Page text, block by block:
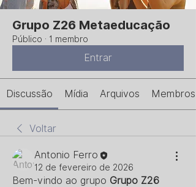
Grupo Z26 Metaeducação
Público · 1 membro
Entrar
Discussão Mídia Arquivos Membros
Voltar
Antonio Ferro
12 de fevereiro de 2026
Bem-vindo ao grupo Grupo Z26